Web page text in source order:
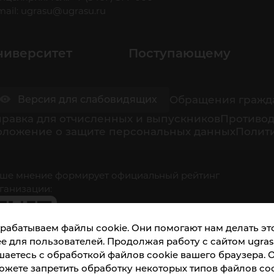
файлы cookie. Они помогают нам делать
для пользователей. Продолжая работу с сайтом
с обработкой файлов cookie вашего браузера.
запретить обработку некоторых типов файлов
ugrasu@ugrasu.ru
Поступающему
мнение формирует официальный рейтинг